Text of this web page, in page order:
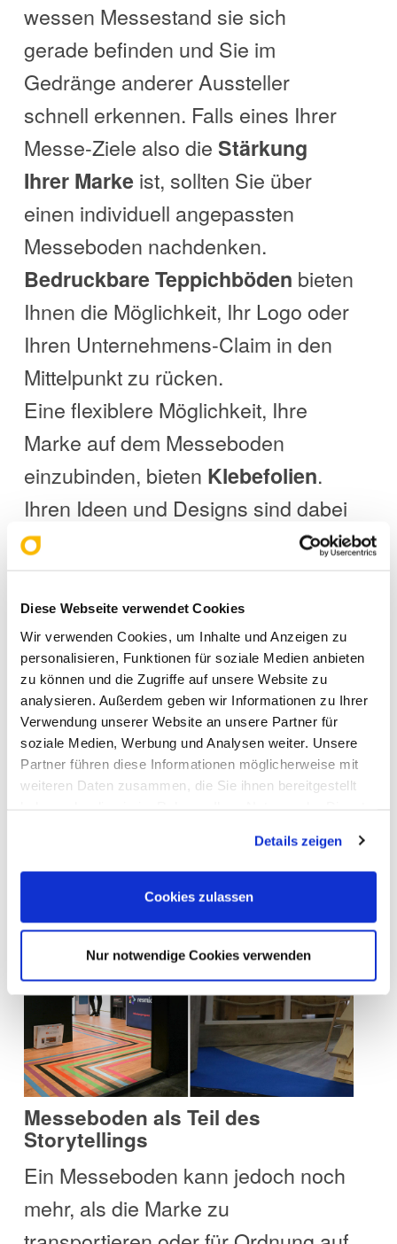
Diese Webseite verwendet Cookies
Wir verwenden Cookies, um Inhalte und Anzeigen zu
personalisieren, Funktionen für soziale Medien anbieten
zu können und die Zugriffe auf unsere Website zu
analysieren. Außerdem geben wir Informationen zu Ihrer
Verwendung unserer Website an unsere Partner für
soziale Medien, Werbung und Analysen weiter. Unsere
Partner führen diese Informationen möglicherweise mit
weiteren Daten zusammen, die Sie ihnen bereitgestellt
Cookies, wenn Sie unsere Webseite weiterhin nutzen.
Details zeigen
Cookies zulassen
Nur notwendige Cookies verwenden
wessen Messestand sie sich
gerade befinden und Sie im
Gedränge anderer Aussteller
schnell erkennen. Falls eines Ihrer
Messe-Ziele also die Stärkung
Ihrer Markeist, sollten Sie über
einen individuell angepassten
Messeboden nachdenken.
Bedruckbare Teppichböden bieten
Ihnen die Möglichkeit, Ihr Logo oder
Ihren Unternehmens-Claim in den
Mittelpunkt zu rücken.
Eine flexiblere Möglichkeit, Ihre
Marke auf dem Messeboden
einzubinden, bieten Klebefolien.
Ihren Ideen und Designs sind dabei
keine Grenzen gesetzt – allerdings
dass es sich um leicht wieder
ablösbare Folie handelt. Die
Deutsche Bahnließ sich etwas
ganz Besonderes einfallen und
nutzte Ihre Markenbekanntheit
geschickt aus: Statt auf Logos
ihres
Designs und benutzte kurzerhand
Teppichboden der ICEs
Untergrund für ihren Messestand.
Messeboden als Teil des
Storytellings
Ein Messeboden kann jedoch noch
mehr, als die Marke zu